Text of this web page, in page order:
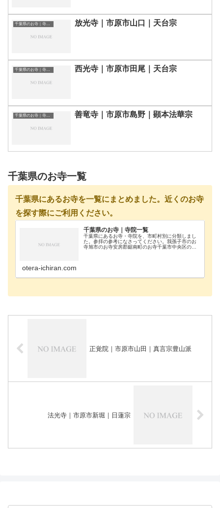
千葉県のお寺｜寺院一覧 放光寺｜市原市山口｜天台宗
千葉県のお寺｜寺院一覧 西光寺｜市原市田尾｜天台宗
千葉県のお寺｜寺院一覧 善竜寺｜市原市島野｜顕本法華宗
千葉県のお寺一覧
千葉県にあるお寺を一覧にまとめました。近くのお寺
を探す際にご利用ください。
千葉県のお寺｜寺院一覧
千葉県にあるお寺・寺院を、市町村別に分類しまし
た。参拝の参考になさってください。我孫子市のお
寺旭市のお寺安房郡鋸南町のお寺千葉市中央区のお
otera-ichiran.com
正覚院｜市原市山田｜真言宗豊山派
法光寺｜市原市新堀｜日蓮宗